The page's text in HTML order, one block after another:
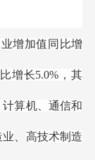
增加值同比增
增长5.0%，其
算机、通信和
业 高技术制造